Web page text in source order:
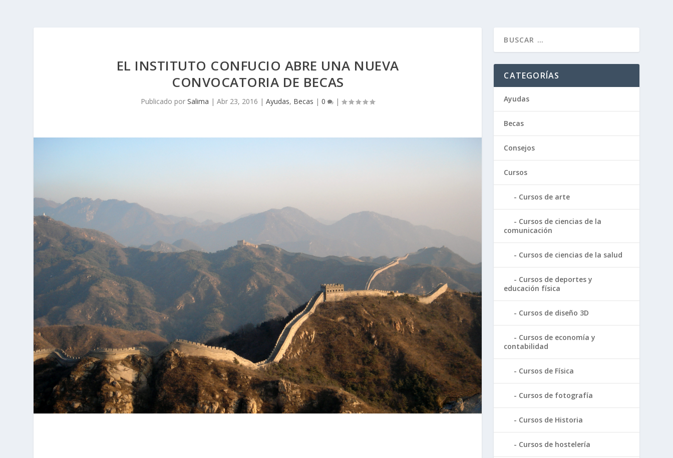
EL INSTITUTO CONFUCIO ABRE UNA NUEVA
CONVOCATORIA DE BECAS
Publicado porSalima |Abr 23, 2016 |Ayudas, Becas |0 |
CATEGORÍAS
Ayudas
Becas
Consejos
Cursos
Cursos de arte
Cursos de ciencias de la
comunicación
Cursos de ciencias de la salud
Cursos de deportes y
educación física
Cursos de diseño 3D
Cursos de economía y
contabilidad
Cursos de Física
Cursos de fotografía
Cursos de Historia
Cursos de hostelería